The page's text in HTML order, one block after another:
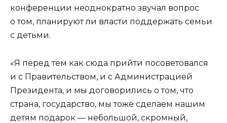
конференции неоднократно звучал вопрос
о том, планируют ли власти поддержать семьи
с детьми.
«Я перед тем как сюда прийти посоветовался
и с Правительством, и с Администрацией
Президента, и мы договорились о том, что
страна, государство, мы тоже сделаем нашим
детям подарок — небольшой, скромный,